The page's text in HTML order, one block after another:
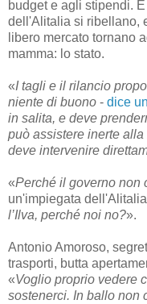
budget e agli stipendi.
dell'Alitalia si ribellano,
libero mercato tornano
mamma: lo stato.
«I tagli e il rilancio
niente di buono - dice
in salita, e deve
può assistere inerte
deve intervenire
«Perché il governo non
un'impiegata
l’Ilva, perché noi no?».
Antonio Amoroso,
trasporti, butta
«Voglio proprio vedere
sostenerci. In ballo non